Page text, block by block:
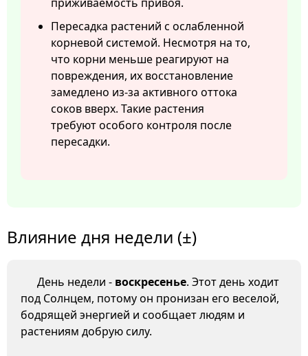
Пересадка растений с ослабленной
корневой системой. Несмотря на то,
что корни меньше реагируют на
повреждения, их восстановление
замедлено из-за активного оттока
соков вверх. Такие растения
требуют особого контроля после
пересадки.
Влияние дня недели (±)
День недели - воскресенье. Этот день ходит
под Солнцем, потому он пронизан его веселой,
бодрящей энергией и сообщает людям и
растениям добрую силу.